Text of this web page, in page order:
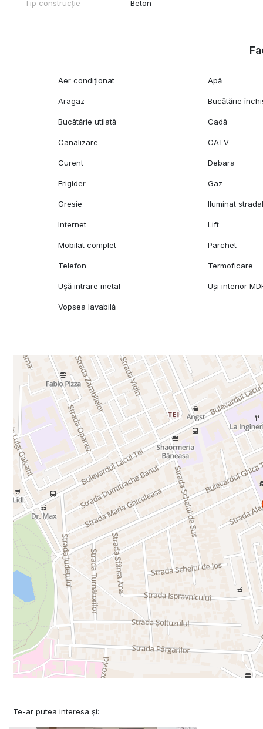
Tip construcție Beton
Aer condiționat Apă
Aragaz Bucătărie
Bucătărie utilată Cadă
Canalizare CATV
Curent Debara
Frigider Gaz
Gresie Iluminat stradal
Internet Lift
Mobilat complet Parchet
Telefon Termoficare
Ușă intrare metal Uși interior
Vopsea lavabilă
Te-ar putea interesa și: